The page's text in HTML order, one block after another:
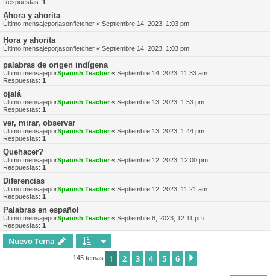
Respuestas: 1
Ahora y ahorita
Último mensajeporjasonfletcher « Septiembre 14, 2023, 1:03 pm
Hora y ahorita
Último mensajeporjasonfletcher « Septiembre 14, 2023, 1:03 pm
palabras de origen indígena
Último mensajeporSpanish Teacher« Septiembre 14, 2023, 11:33 am
Respuestas: 1
ojalá
Último mensajeporSpanish Teacher« Septiembre 13, 2023, 1:53 pm
Respuestas: 1
ver, mirar, observar
Último mensajeporSpanish Teacher« Septiembre 13, 2023, 1:44 pm
Respuestas: 1
Quehacer?
Último mensajeporSpanish Teacher« Septiembre 12, 2023, 12:00 pm
Respuestas: 1
Diferencias
Último mensajeporSpanish Teacher« Septiembre 12, 2023, 11:21 am
Respuestas: 1
Palabras en español
Último mensajeporSpanish Teacher« Septiembre 8, 2023, 12:11 pm
Respuestas: 1
Nuevo Tema
145 temas 1 2 3 4 5 6